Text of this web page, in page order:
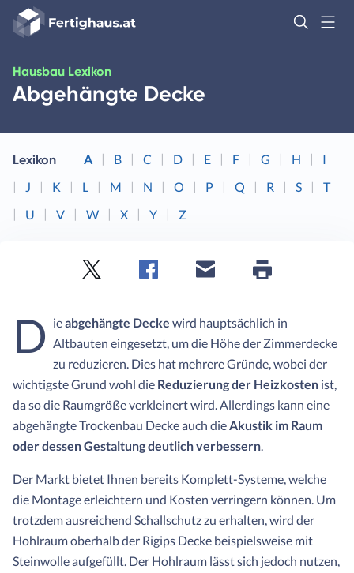
Fertighaus
Logo
Anmelden
Hausbau Lexikon
Abgehängte Decke
Lexikon A B C D E F G H
I
J
K L M N O P Q R S
T
U
V W X Y Z
D ieabgehängte Decke wird hauptsächlich in
Altbauten eingesetzt, um die Höhe der Zimmerdecke
zu reduzieren. Dies hat mehrere Gründe, wobei der
wichtigste Grund wohl die Reduzierung der Heizkosten ist,
da so die Raumgröße verkleinert wird. Allerdings kann eine
abgehängte Trockenbau Decke auch dieAkustik im Raum
oder dessen Gestaltung deutlich verbessern.
Der Markt bietet Ihnen bereits Komplett-Systeme, welche
die Montage erleichtern und Kosten verringern können. Um
trotzdem ausreichend Schallschutz zu erhalten, wird der
Hohlraum oberhalb der Rigips Decke beispielsweise mit
Steinwolle aufgefüllt. Der Hohlraum lässt sich jedoch nutzen,